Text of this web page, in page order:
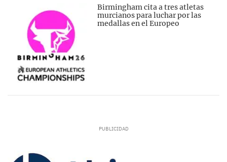
Birmingham cita a tres atletas
murcianos para luchar por las
medallas en el Europeo